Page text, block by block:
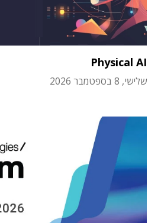
Physical AI
שלישי, 8 בספטמבר 2026